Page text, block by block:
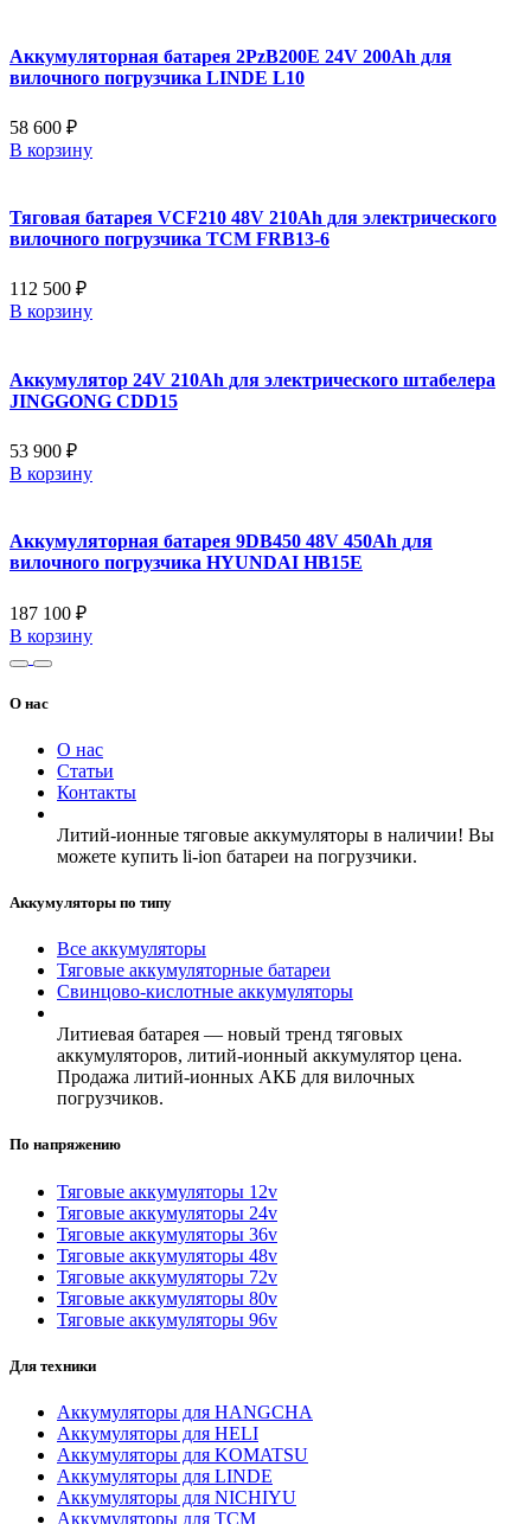
Аккумуляторная батарея 2PzB200E 24V 200Ah для
вилочного погрузчика LINDE L10
58 600 ₽
В корзину
Тяговая батарея VCF210 48V 210Ah для электрического
вилочного погрузчика TCM FRB13-6
112 500 ₽
В корзину
Аккумулятор 24V 210Ah для электрического штабелера
JINGGONG CDD15
53 900 ₽
В корзину
Аккумуляторная батарея 9DB450 48V 450Ah для
вилочного погрузчика HYUNDAI HB15E
187 100 ₽
В корзину
О нас
О нас
Статьи
Контакты
Литий-ионные тяговые аккумуляторы в наличии! Вы
можете купить li-ion батареи на погрузчики.
Аккумуляторы по типу
Все аккумуляторы
Тяговые аккумуляторные батареи
Свинцово-кислотные аккумуляторы
Литиевая батарея — новый тренд тяговых
аккумуляторов, литий-ионный аккумулятор цена.
Продажа литий-ионных АКБ для вилочных
погрузчиков.
По напряжению
Тяговые аккумуляторы 12v
Тяговые аккумуляторы 24v
Тяговые аккумуляторы 36v
Тяговые аккумуляторы 48v
Тяговые аккумуляторы 72v
Тяговые аккумуляторы 80v
Тяговые аккумуляторы 96v
Для техники
Аккумуляторы для HANGCHA
Аккумуляторы для HELI
Аккумуляторы для KOMATSU
Аккумуляторы для LINDE
Аккумуляторы для NICHIYU
Аккумуляторы для TCM